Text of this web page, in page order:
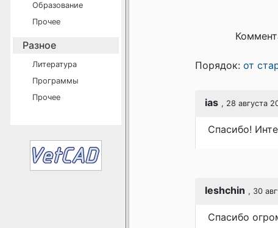
Образование
Прочее
Разное
Литература
Программы
Прочее
Порядок: от
ias , 28 августа
Спасибо!
leshchin , 30
Спасибо